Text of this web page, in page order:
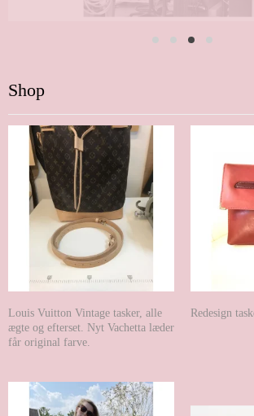
Shop
Louis Vuitton Vintage tasker, alle
ægte og efterset. Nyt Vachetta læder
får original farve.
Redesign